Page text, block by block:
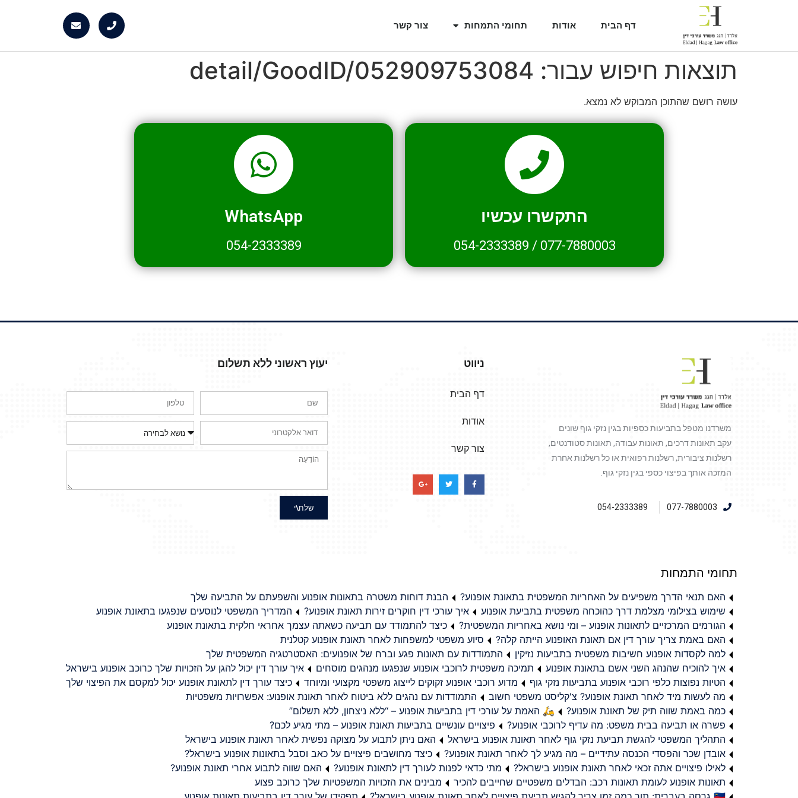
דף הבית אודות תחומי התמחות צור קשר
תוצאות חיפוש עבור: detail/GoodID/052909753084
עושה רושם שהתוכן המבוקש לא נמצא.
התקשרו עכשיו
077-7880003
/
054-2333389
WhatsApp
054-2333389
משרדנו מטפל בתביעות כספיות בגין נזקי גוף שונים
עקב תאונות דרכים, תאונות עבודה, תאונות סטודנטים,
רשלנות ציבורית, רשלנות רפואית או כל רשלנות אחרת
המזכה אותך בפיצוי כספי בגין נזקי גוף.
077-7880003
054-2333389
ניווט
דף הבית
אודות
צור קשר
יעוץ ראשוני ללא תשלום
שלח\י
תחומי התמחות
האם תנאי הדרך משפיעים על האחריות המשפטית בתאונת אופנוע?
הבנת דוחות משטרה בתאונות אופנוע והשפעתם על התביעה שלך
שימוש בצילומי מצלמת דרך כהוכחה משפטית בתביעת אופנוע
איך עורכי דין חוקרים זירות תאונת אופנוע?
המדריך המשפטי לנוסעים שנפגעו בתאונת אופנוע
הגורמים המרכזיים לתאונות אופנוע – ומי נושא באחריות המשפטית?
כיצד להתמודד עם תביעה כשאתה עצמך אחראי חלקית בתאונת אופנוע
האם באמת צריך עורך דין אם תאונת האופנוע הייתה קלה?
סיוע משפטי למשפחות לאחר תאונת אופנוע קטלנית
למה לקסדות אופנוע חשיבות משפטית בתביעות נזיקין
התמודדות עם תאונות פגע וברח של אופנועים: האסטרטגיה המשפטית שלך
איך להוכיח שהנהג השני אשם בתאונת אופנוע
תמיכה משפטית לרוכבי אופנוע שנפגעו מנהגים מוסחים
איך עורך דין יכול להגן על הזכויות שלך כרוכב אופנוע בישראל
הטיות נפוצות כלפי רוכבי אופנוע בתביעות נזקי גוף
מדוע רוכבי אופנוע זקוקים לייצוג משפטי מקצועי ומיוחד
כיצד עורך דין לתאונת אופנוע יכול למקסם את הפיצוי שלך
מה לעשות מיד לאחר תאונת אופנוע? צ'קליסט משפטי חשוב
התמודדות עם נהגים ללא ביטוח לאחר תאונת אופנוע: אפשרויות משפטיות
כמה באמת שווה תיק של תאונת אופנוע?
🛵 האמת על עורכי דין בתביעות אופנוע – “ללא ניצחון, ללא תשלום”
פשרה או תביעה בבית משפט: מה עדיף לרוכבי אופנוע?
פיצויים עונשיים בתביעות תאונת אופנוע – מתי מגיע לכם?
התהליך המשפטי להגשת תביעת נזקי גוף לאחר תאונת אופנוע בישראל
האם ניתן לתבוע על מצוקה נפשית לאחר תאונת אופנוע בישראל
אובדן שכר והפסדי הכנסה עתידיים – מה מגיע לך לאחר תאונת אופנוע?
כיצד מחושבים פיצויים על כאב וסבל בתאונות אופנוע בישראל?
לאילו פיצויים אתה זכאי לאחר תאונת אופנוע בישראל?
מתי כדאי לפנות לעורך דין לתאונת אופנוע?
האם שווה לתבוע אחרי תאונת אופנוע?
תאונות אופנוע לעומת תאונות רכב: הבדלים משפטיים שחייבים להכיר
מבינים את הזכויות המשפטיות שלך כרוכב פצוע